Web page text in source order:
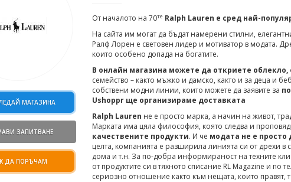
МАГАЗИНА
ЗАПИТВАНЕ
ДА ПОРЪЧАМ
От началото на 70те Ralph Lauren е сред най-
На сайта им могат да бъдат намерени стилни,
Ралф Лорен е световен лидер и мотиватор в модата.
които особено допада на богатите.
В онлайн магазина можете да откриете облекло,
семейство – както мъжко и дамско, както и за деца и
собствени модни линии, които можете да заявите за
Ushoppr ще организираме доставката
Ralph Lauren не е просто марка, а начин на живот,
Марката има цяла философия, която следва и
качествените продукти. И че модата не е просто
целта, компанията е разширила линията си от дрехи в
дома и т.н. За по-добра информираност на техните
от продуктите си в тяхното списание RL Magazine и по
сериозно отношение както към нещата, които правят,